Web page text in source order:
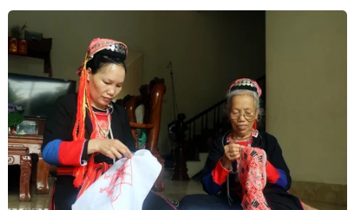
Quang cảnh Ngân hàng Dự trữ liên bang Mỹ ở Washington
DC. (Ảnh: AFP/TTXVN)
Trong báo cáo được công bố ngày 28/4, Ngân
hàng Dự trữ liên bang Mỹ (Fed) đã kêu gọi tăng